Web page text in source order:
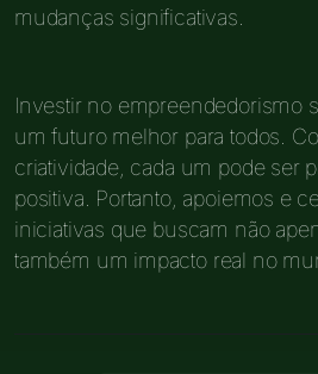
mudanças significativas.
Investir no empreendedorismo
um futuro melhor para todos.
criatividade, cada um pode ser
positiva. Portanto, apoiemos e
iniciativas que buscam não
também um impacto real no